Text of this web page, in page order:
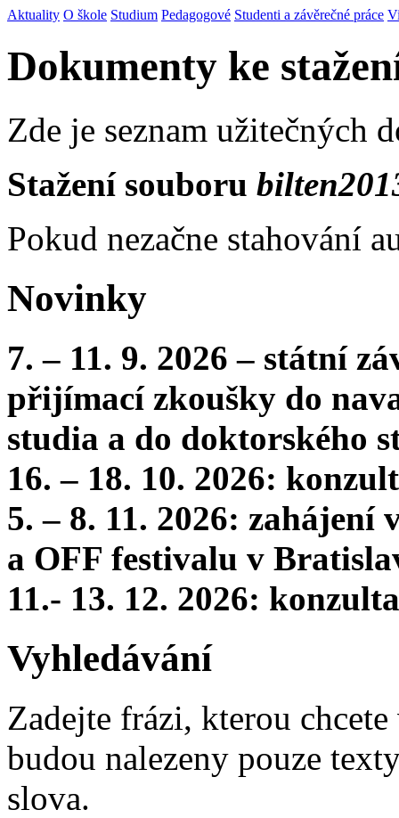
Aktuality O škole Studium Pedagogové Studenti a závěrečné práce
Dokumenty ke
Zde je seznam užitečných
Stažení souboru
Pokud nezačne stahování
Novinky
7. – 11. 9. 2026 – státní
přijímací zkoušky do
studia a do doktorského
16. – 18. 10. 2026:
5. – 8. 11. 2026:
a OFF festivalu v
11.- 13. 12. 2026:
Vyhledávání
Zadejte frázi, kterou
budou nalezeny pouze
slova.